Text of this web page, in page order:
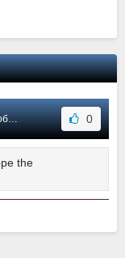
0
the